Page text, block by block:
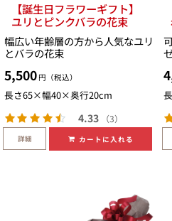
【誕生日フラワーギフト】
ユリとピンクバラの花束
幅広い年齢層の方から人気なユリ
とバラの花束
5,500 円（税込）
長さ65×幅40×奥行20cm
4.33 （3）
詳細 カートに入れる